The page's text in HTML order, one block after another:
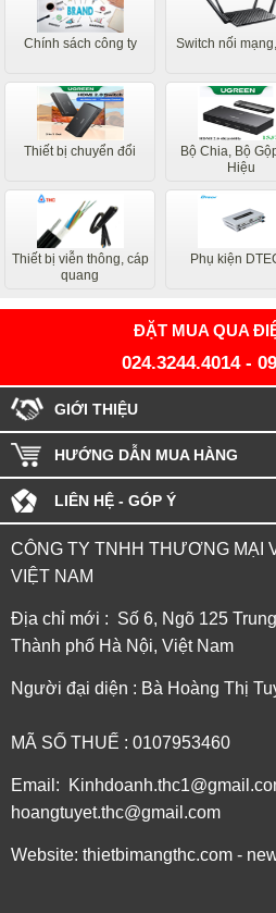
Chính sách công ty Switch nối
Thiết bị chuyển đổi
Bộ Chia, Bộ
Hiệu
Thiết bị viễn thông, cáp
quang
Phụ kiện
ĐẶT MUA QUA
024.3244.4014-
GIỚI THIỆU
HƯỚNG DẪN MUA HÀNG
LIÊN HỆ - GÓP Ý
CÔNG TY TNHH THƯƠNG MẠI
VIỆT NAM
Địa chỉ mới : Số 6, Ngõ 125
Thành phố Hà Nội, Việt Nam
Người đại diện : Bà Hoàng Thị
MÃ SỐ THUẾ : 0107953460
Email:
hoangtuyet.thc@gmail.com
Website: thietbimangthc.com -